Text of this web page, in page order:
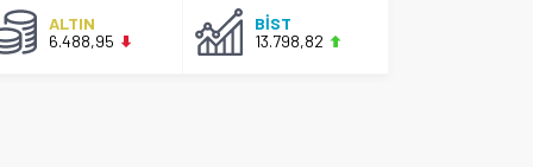
ALTIN
6.488,95
BİST
13.798,82